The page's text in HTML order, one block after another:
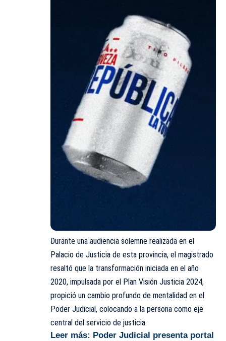
Durante una audiencia solemne realizada en el
Palacio de Justicia de esta provincia, el magistrado
resaltó que la transformación iniciada en el año
2020, impulsada por el Plan Visión Justicia 2024,
propició un cambio profundo de mentalidad en el
Poder Judicial, colocando a la persona como eje
central del servicio de justicia.
Leer más: Poder Judicial presenta portal